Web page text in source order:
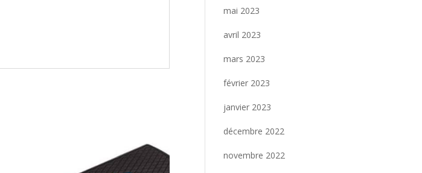
mai 2023
avril 2023
mars 2023
février 2023
janvier 2023
décembre 2022
novembre 2022